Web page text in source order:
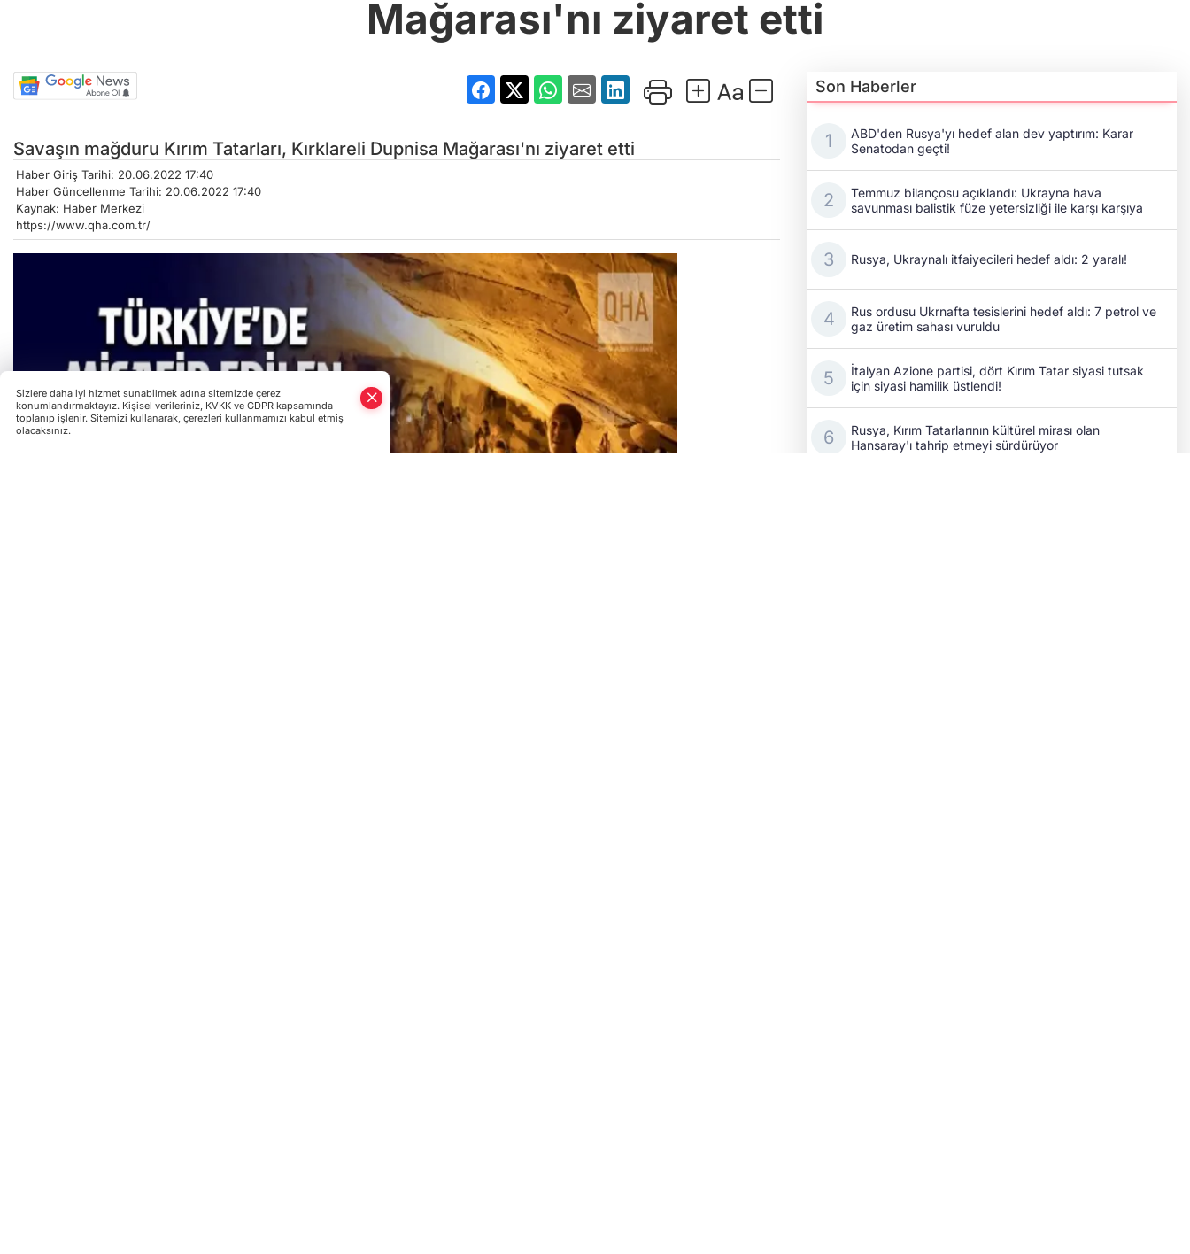
Mağarası'nı ziyaret etti
Savaşın mağduru Kırım Tatarları, Kırklareli Dupnisa Mağarası'nı ziyaret etti
Haber Giriş Tarihi: 20.06.2022 17:40
Haber Güncellenme Tarihi: 20.06.2022 17:40
Kaynak: Haber Merkezi
https://www.qha.com.tr/
Son Haberler
ABD'den Rusya'yı hedef alan dev yaptırım: Karar
Senatodan geçti!
Temmuz bilançosu açıklandı: Ukrayna hava
savunması balistik füze yetersizliği ile karşı karşıya
Rusya, Ukraynalı itfaiyecileri hedef aldı: 2 yaralı!
Rus ordusu Ukrnafta tesislerini hedef aldı: 7 petrol ve
gaz üretim sahası vuruldu
İtalyan Azione partisi, dört Kırım Tatar siyasi tutsak
için siyasi hamilik üstlendi!
Rusya, Kırım Tatarlarının kültürel mirası olan
Hansaray'ı tahrip etmeyi sürdürüyor
Sizlere daha iyi hizmet sunabilmek adına sitemizde çerez
konumlandırmaktayız. Kişisel verileriniz, KVKK ve GDPR kapsamında
toplanıp işlenir. Sitemizi kullanarak, çerezleri kullanmamızı kabul etmiş
olacaksınız.